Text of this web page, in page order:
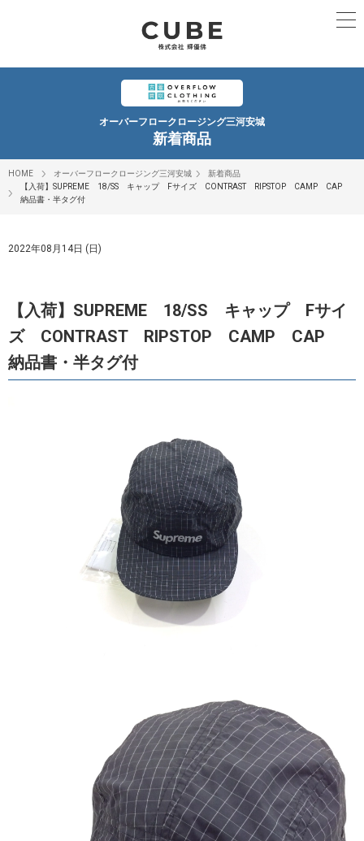
オーバーフロークロージング三河安城
新着商品
HOME オーバーフロークロージング三河安城
新着商品
【入荷】SUPREME 18/SS キャップ Fサイズ CONTRAST RIPSTOP CAMP CAP
納品書・半タグ付
2022年08月14日 (日)
【入荷】SUPREME 18/SS キャップ Fサイ
ズ CONTRAST RIPSTOP CAMP CAP
納品書・半タグ付